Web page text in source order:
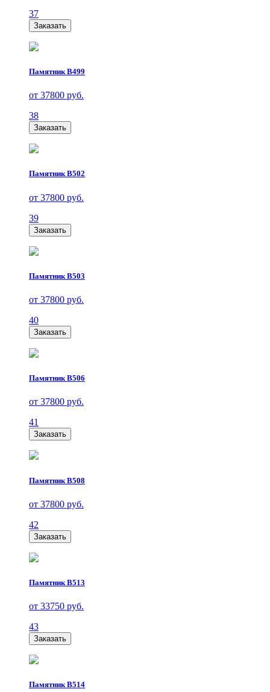
37
Заказать
Памятник В499
от 37800 руб.
38
Заказать
Памятник В502
от 37800 руб.
39
Заказать
Памятник В503
от 37800 руб.
40
Заказать
Памятник В506
от 37800 руб.
41
Заказать
Памятник В508
от 37800 руб.
42
Заказать
Памятник В513
от 33750 руб.
43
Заказать
Памятник В514